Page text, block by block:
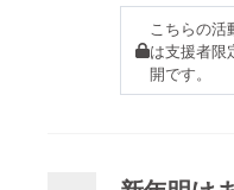
こちらの活
は支援者限
開です。